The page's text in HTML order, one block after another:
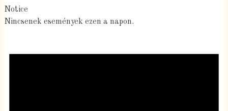
Notice
Nincsenek események ezen a napon.